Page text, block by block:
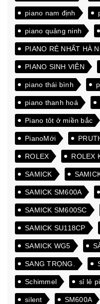
piano nam định
piano quảng ninh
PIANO RẺ NHẤT HÀ
PIANO SINH VIÊN
piano thái bình
piano thanh hoá
Piano tôt ở miền bắc
PianoMới
ROLEX ROLEX
SAMICK
SAMICK SM600A
SAMICK SM600SC
SAMICK SU118CP
SAMICK WG5
SANG TRỌNG.
Schimmel sỉ lẻ
silent SM600A